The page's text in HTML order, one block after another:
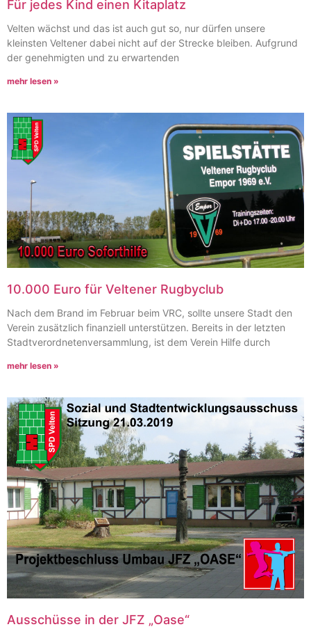
Für jedes Kind einen Kitaplatz
Velten wächst und das ist auch gut so, nur dürfen unsere
kleinsten Veltener dabei nicht auf der Strecke bleiben. Aufgrund
der genehmigten und zu erwartenden
mehr lesen »
10.000 Euro für Veltener Rugbyclub
Nach dem Brand im Februar beim VRC, sollte unsere Stadt den
Verein zusätzlich finanziell unterstützen. Bereits in der letzten
Stadtverordnetenversammlung, ist dem Verein Hilfe durch
mehr lesen »
Ausschüsse in der JFZ „Oase“